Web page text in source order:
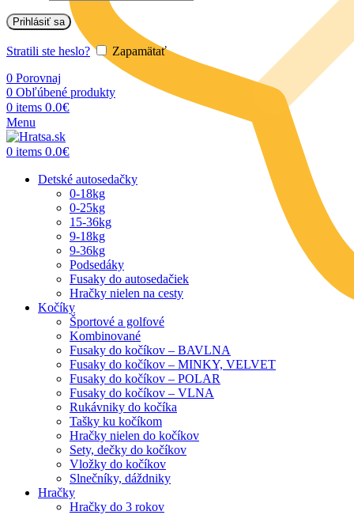
Prihlásiť sa
Stratili ste heslo?
Zapamätať
0 Porovnaj
0 Obľúbené produkty
0 items 0.0€
Menu
0 items 0.0€
Detské autosedačky
0-18kg
0-25kg
15-36kg
9-18kg
9-36kg
Podsedáky
Fusaky do autosedačiek
Hračky nielen na cesty
Kočíky
Športové a golfové
Kombinované
Fusaky do kočíkov – BAVLNA
Fusaky do kočíkov – MINKY, VELVET
Fusaky do kočíkov – POLAR
Fusaky do kočíkov – VLNA
Rukávniky do kočíka
Tašky ku kočíkom
Hračky nielen do kočíkov
Sety, dečky do kočíkov
Vložky do kočíkov
Slnečníky, dáždniky
Hračky
Hračky do 3 rokov